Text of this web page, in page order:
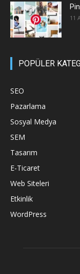
11
POPÜLER
SEO
Pazarlama
Sosyal Medya
SEM
Tasarım
E-Ticaret
Web Siteleri
Etkinlik
WordPress